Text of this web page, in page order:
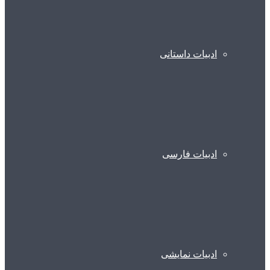
ادبیات داستانی
ادبیات فارسی
ادبیات نمایشی